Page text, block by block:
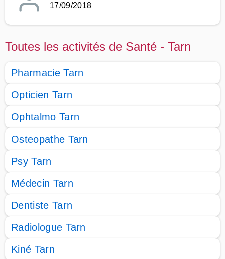
17/09/2018
Toutes les activités de Santé - Tarn
Pharmacie Tarn
Opticien Tarn
Ophtalmo Tarn
Osteopathe Tarn
Psy Tarn
Médecin Tarn
Dentiste Tarn
Radiologue Tarn
Kiné Tarn